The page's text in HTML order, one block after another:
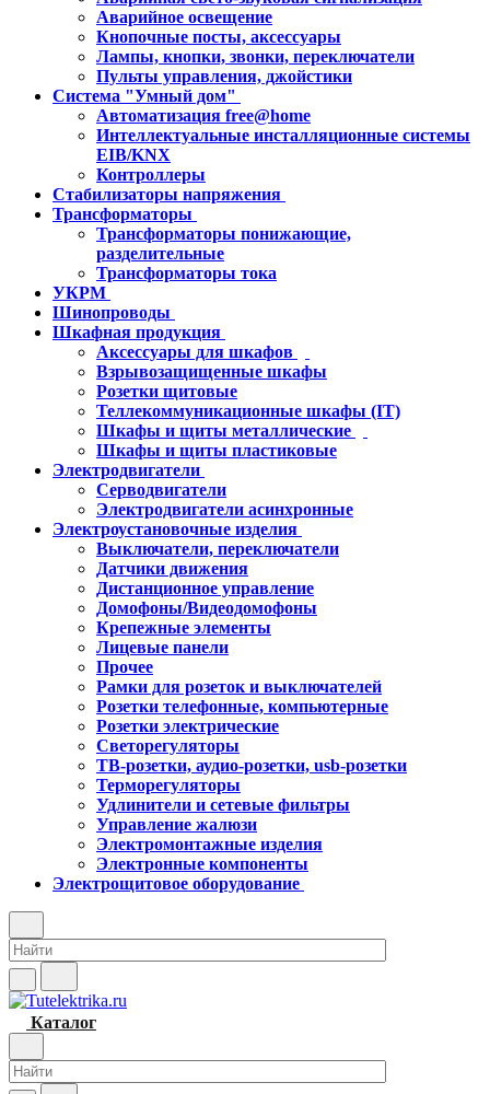
Аварийное освещение
Кнопочные посты, аксессуары
Лампы, кнопки, звонки, переключатели
Пульты управления, джойстики
Система "Умный дом"
Автоматизация free@home
Интеллектуальные инсталляционные системы
EIB/KNX
Контроллеры
Стабилизаторы напряжения
Трансформаторы
Трансформаторы понижающие,
разделительные
Трансформаторы тока
УКРМ
Шинопроводы
Шкафная продукция
Аксессуары для шкафов
Взрывозащищенные шкафы
Розетки щитовые
Теллекоммуникационные шкафы (IT)
Шкафы и щиты металлические
Шкафы и щиты пластиковые
Электродвигатели
Серводвигатели
Электродвигатели асинхронные
Электроустановочные изделия
Выключатели, переключатели
Датчики движения
Дистанционное управление
Домофоны/Видеодомофоны
Крепежные элементы
Лицевые панели
Прочее
Рамки для розеток и выключателей
Розетки телефонные, компьютерные
Розетки электрические
Светорегуляторы
ТВ-розетки, аудио-розетки, usb-розетки
Терморегуляторы
Удлинители и сетевые фильтры
Управление жалюзи
Электромонтажные изделия
Электронные компоненты
Электрощитовое оборудование
Каталог